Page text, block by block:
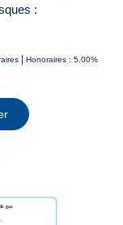
:
| Honoraires : 5.00%